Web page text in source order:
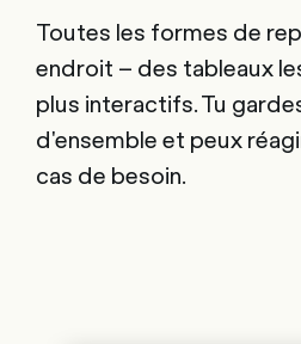
Toutes les formes de
endroit – des tableaux
plus interactifs. Tu
d'ensemble et peux
cas de besoin.